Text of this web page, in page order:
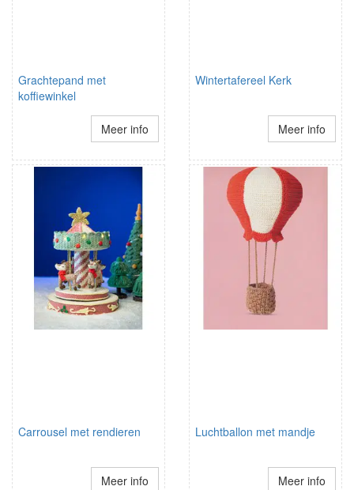
Grachtepand met
koffiewinkel
Meer info
Wintertafereel Kerk
Meer info
Carrousel met rendieren
Meer info
Luchtballon met mandje
Meer info